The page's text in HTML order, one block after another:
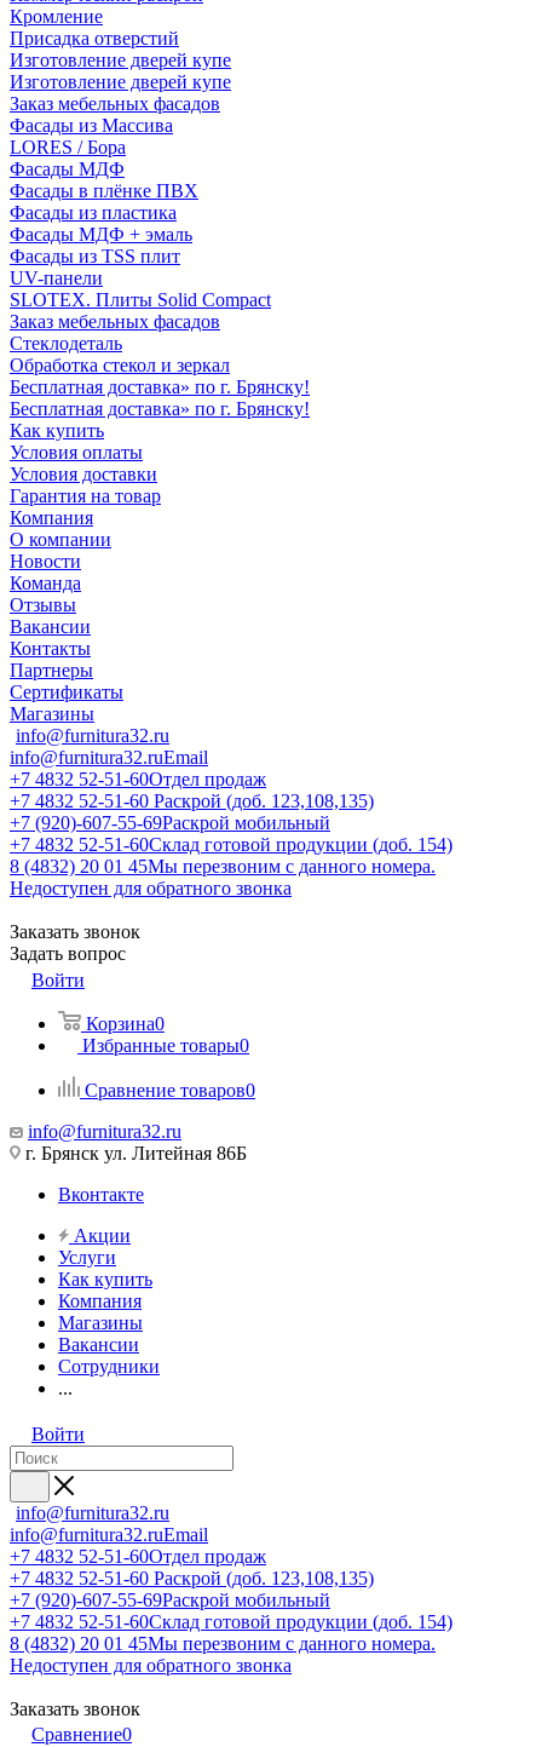
Кромление
Присадка отверстий
Изготовление дверей купе
Изготовление дверей купе
Заказ мебельных фасадов
Фасады из Массива
LORES / Бора
Фасады МДФ
Фасады в плёнке ПВХ
Фасады из пластика
Фасады МДФ + эмаль
Фасады из TSS плит
UV-панели
SLOTEX. Плиты Solid Compact
Заказ мебельных фасадов
Стеклодеталь
Обработка стекол и зеркал
Бесплатная доставка» по г. Брянску!
Бесплатная доставка» по г. Брянску!
Как купить
Условия оплаты
Условия доставки
Гарантия на товар
Компания
О компании
Новости
Команда
Отзывы
Вакансии
Контакты
Партнеры
Сертификаты
Магазины
info@furnitura32.ru
info@furnitura32.ruEmail
+7 4832 52-51-60Отдел продаж
+7 4832 52-51-60 Раскрой (доб. 123,108,135)
+7 (920)-607-55-69Раскрой мобильный
+7 4832 52-51-60Склад готовой продукции (доб. 154)
8 (4832) 20 01 45Мы перезвоним с данного номера.
Недоступен для обратного звонка
Заказать звонок
Задать вопрос
Войти
Корзина0
Избранные товары0
Сравнение товаров0
info@furnitura32.ru
г. Брянск ул. Литейная 86Б
Вконтакте
Акции
Услуги
Как купить
Компания
Магазины
Вакансии
Сотрудники
...
Войти
info@furnitura32.ru
info@furnitura32.ruEmail
+7 4832 52-51-60Отдел продаж
+7 4832 52-51-60 Раскрой (доб. 123,108,135)
+7 (920)-607-55-69Раскрой мобильный
+7 4832 52-51-60Склад готовой продукции (доб. 154)
8 (4832) 20 01 45Мы перезвоним с данного номера.
Недоступен для обратного звонка
Заказать звонок
Сравнение0